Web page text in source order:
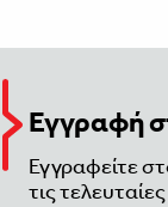
Εγγραφή
Εγγραφείτε
τις